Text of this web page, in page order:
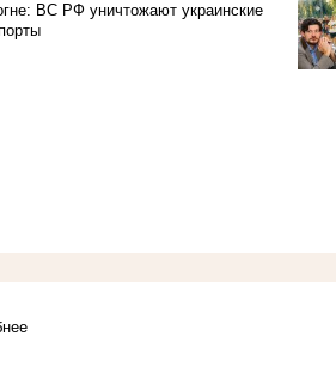
ВС РФ уничтожают украинские